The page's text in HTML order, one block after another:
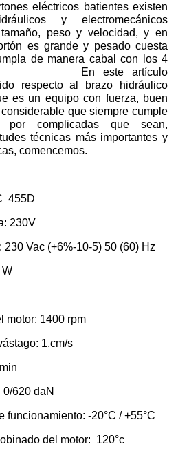
eléctricos batientes existen
y electromecánicos
peso y velocidad, y en
es grande y pesado cuesta
de manera cabal con los 4
En este artículo
respecto al brazo hidráulico
es un equipo con fuerza, buen
que siempre cumple
por complicadas que sean,
técnicas más importantes y
comencemos.
455D
230V
Vac (+6%-10-5) 50 (60) Hz
W
motor: 1400 rpm
1.cm/s
620 daN
funcionamiento: -20°C / +55°C
del motor: 120°c